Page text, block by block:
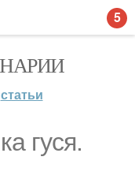
статьи
гуся.
5